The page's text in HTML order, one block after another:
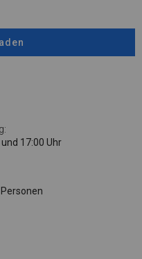
17:00 Uhr